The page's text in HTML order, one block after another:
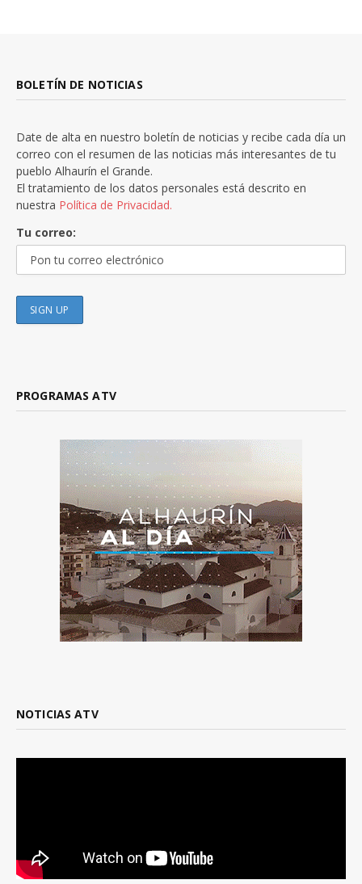
BOLETÍN DE NOTICIAS
Date de alta en nuestro boletín de noticias y recibe cada día un
correo con el resumen de las noticias más interesantes de tu
pueblo Alhaurín el Grande.
El tratamiento de los datos personales está descrito en
nuestra Política de Privacidad.
Tu correo:
PROGRAMAS ATV
NOTICIAS ATV